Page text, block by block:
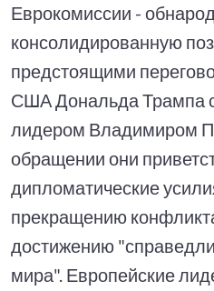
Еврокомиссии -
консолидированную
предстоящими
США Дональда Трампа
лидером Владимиром
обращении они
дипломатические
прекращению
достижению
мира". Европейские